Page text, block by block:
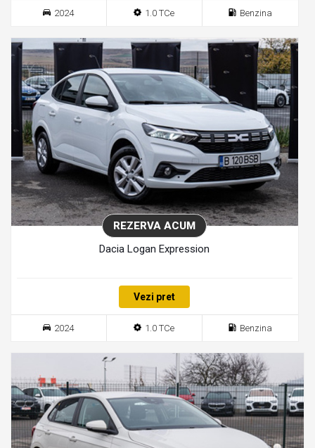
2024 1.0 TCe Benzina
REZERVA ACUM
Dacia Logan Expression
Vezi pret
2024 1.0 TCe Benzina